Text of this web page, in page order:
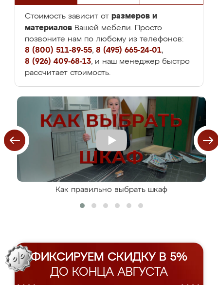
Стоимость зависит от размеров и
материалов Вашей мебели. Просто
позвоните нам по любому из телефонов:
8 (800) 511-89-55, 8 (495) 665-24-01,
8 (926) 409-68-13, и наш менеджер быстро
рассчитает стоимость.
Как правильно выбрать шкаф
ФИКСИРУЕМ СКИДКУ В 5%
ДО КОНЦА АВГУСТА